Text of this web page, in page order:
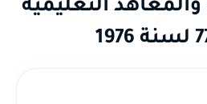
التعليمية